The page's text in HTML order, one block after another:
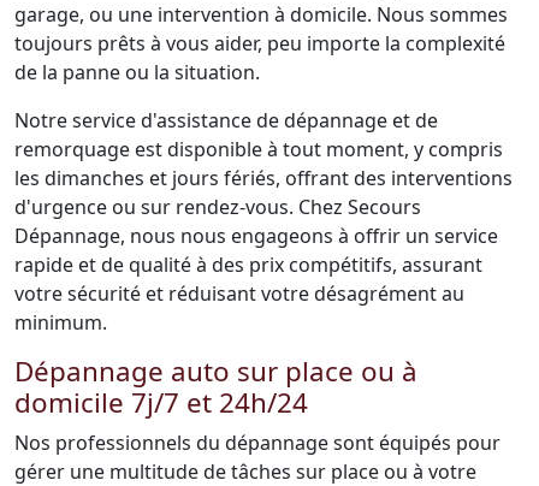
garage, ou une intervention à domicile. Nous sommes
toujours prêts à vous aider, peu importe la complexité
de la panne ou la situation.
Notre service d'assistance de dépannage et de
remorquage est disponible à tout moment, y compris
les dimanches et jours fériés, offrant des interventions
d'urgence ou sur rendez-vous. Chez Secours
Dépannage, nous nous engageons à offrir un service
rapide et de qualité à des prix compétitifs, assurant
votre sécurité et réduisant votre désagrément au
minimum.
Dépannage auto sur place ou à
domicile 7j/7 et 24h/24
Nos professionnels du dépannage sont équipés pour
gérer une multitude de tâches sur place ou à votre